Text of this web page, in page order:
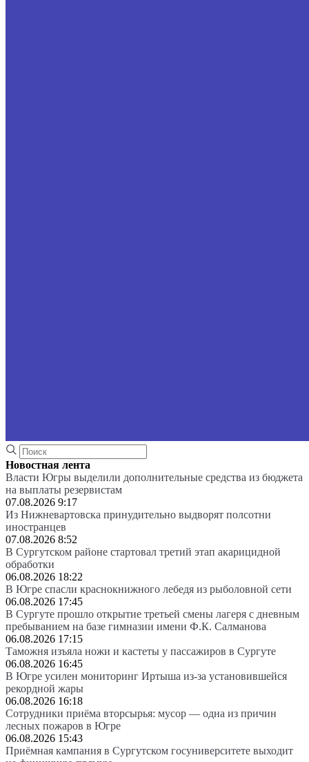
Новостная лента
Власти Югры выделили дополнительные средства из бюджета
на выплаты резервистам
07.08.2026 9:17
Из Нижневартовска принудительно выдворят полсотни
иностранцев
07.08.2026 8:52
В Сургутском районе стартовал третий этап акарицидной
обработки
06.08.2026 18:22
В Югре спасли краснокнижного лебедя из рыболовной сети
06.08.2026 17:45
В Сургуте прошло открытие третьей смены лагеря с дневным
пребыванием на базе гимназии имени Ф.К. Салманова
06.08.2026 17:15
Таможня изъяла ножи и кастеты у пассажиров в Сургуте
06.08.2026 16:45
В Югре усилен мониторинг Иртыша из-за установившейся
рекордной жары
06.08.2026 16:18
Сотрудники приёма вторсырья: мусор — одна из причин
лесных пожаров в Югре
06.08.2026 15:43
Приёмная кампания в Сургутском госуниверситете выходит